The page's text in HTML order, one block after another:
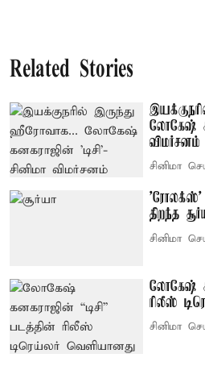
Related Stories
லோகேஷ்
விமர்சனம்
சினிமா
'ரோலக்ஸ்'
திறந்த
சினிமா
லோகேஷ்
ரிலீஸ்
சினிமா